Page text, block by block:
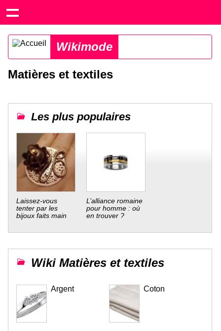
Wikimode
Matières et textiles
Les plus populaires
Laissez-vous
tenter par les
bijoux faits main
L’alliance romaine
pour homme : où
en trouver ?
Wiki Matières et textiles
Argent Coton